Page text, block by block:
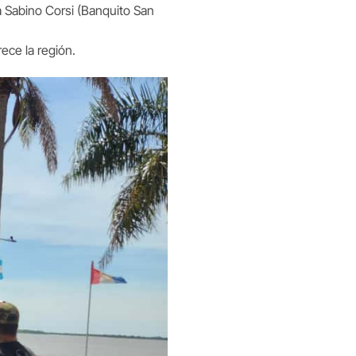
Corsi (Banquito San
la región.